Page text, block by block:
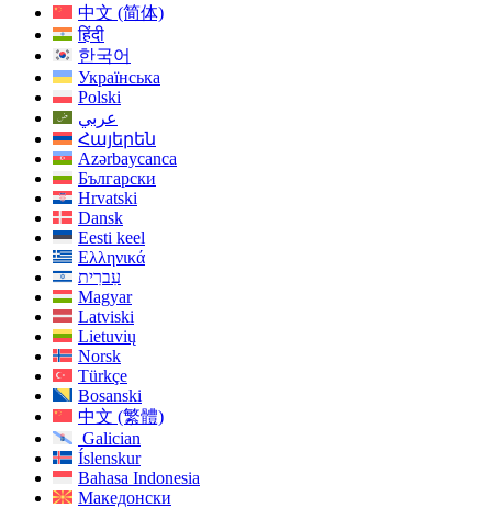
中文 (简体)
हिंदी
한국어
Українська
Polski
عربي
Հայերեն
Azərbaycanca
Български
Hrvatski
Dansk
Eesti keel
Ελληνικά
עִברִית
Magyar
Latviski
Lietuvių
Norsk
Türkçe
Bosanski
中文 (繁體)
Galician
Íslenskur
Bahasa Indonesia
Македонски